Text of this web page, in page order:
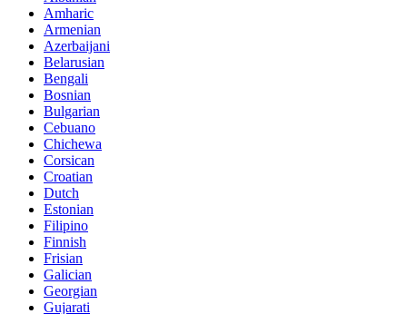
Amharic
Armenian
Azerbaijani
Belarusian
Bengali
Bosnian
Bulgarian
Cebuano
Chichewa
Corsican
Croatian
Dutch
Estonian
Filipino
Finnish
Frisian
Galician
Georgian
Gujarati